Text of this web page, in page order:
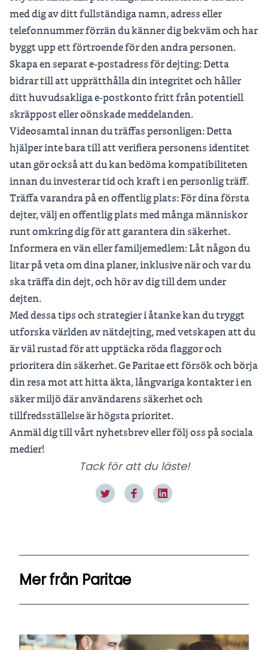
med dig av ditt fullständiga namn, adress eller
telefonnummer förrän du känner dig bekväm och har
byggt upp ett förtroende för den andra personen.
Skapa en separat e-postadress för dejting: Detta
bidrar till att upprätthålla din integritet och håller
ditt huvudsakliga e-postkonto fritt från potentiell
skräppost eller oönskade meddelanden.
Videosamtal innan du träffas personligen: Detta
hjälper inte bara till att verifiera personens identitet
utan gör också att du kan bedöma kompatibiliteten
innan du investerar tid och kraft i en personlig träff.
Träffa varandra på en offentlig plats: För dina första
dejter, välj en offentlig plats med många människor
runt omkring dig för att garantera din säkerhet.
Informera en vän eller familjemedlem: Låt någon du
litar på veta om dina planer, inklusive när och var du
ska träffa din dejt, och hör av dig till dem under
dejten.
Med dessa tips och strategier i åtanke kan du tryggt
utforska världen av nätdejting, med vetskapen att du
är väl rustad för att upptäcka röda flaggor och
prioritera din säkerhet. Ge Paritae ett försök och börja
din resa mot att hitta äkta, långvariga kontakter i en
säker miljö där användarens säkerhet och
tillfredsställelse är högsta prioritet.
Anmäl dig till vårt nyhetsbreveller följ oss på sociala
medier!
Tack för att du läste!
Mer från Paritae